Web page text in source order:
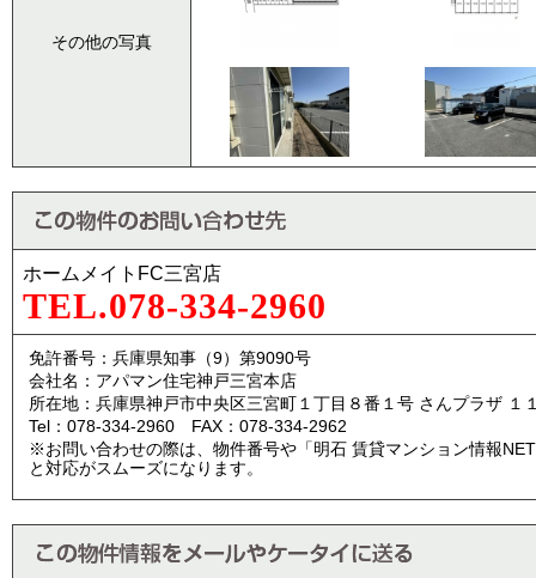
その他の写真
ホームメイトFC三宮店
TEL.078-334-2960
免許番号：兵庫県知事（9）第9090号
会社名：アパマン住宅神戸三宮本店
所在地：兵庫県神戸市中央区三宮町１丁目８番１号 さんプラザ １
Tel：078-334-2960 FAX：078-334-2962
※お問い合わせの際は、物件番号や「明石 賃貸マンション情報
と対応がスムーズになります。